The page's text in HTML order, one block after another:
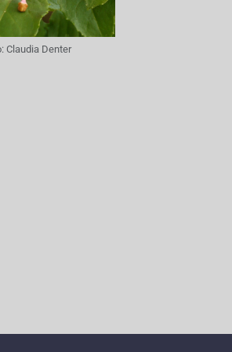
Claudia Denter